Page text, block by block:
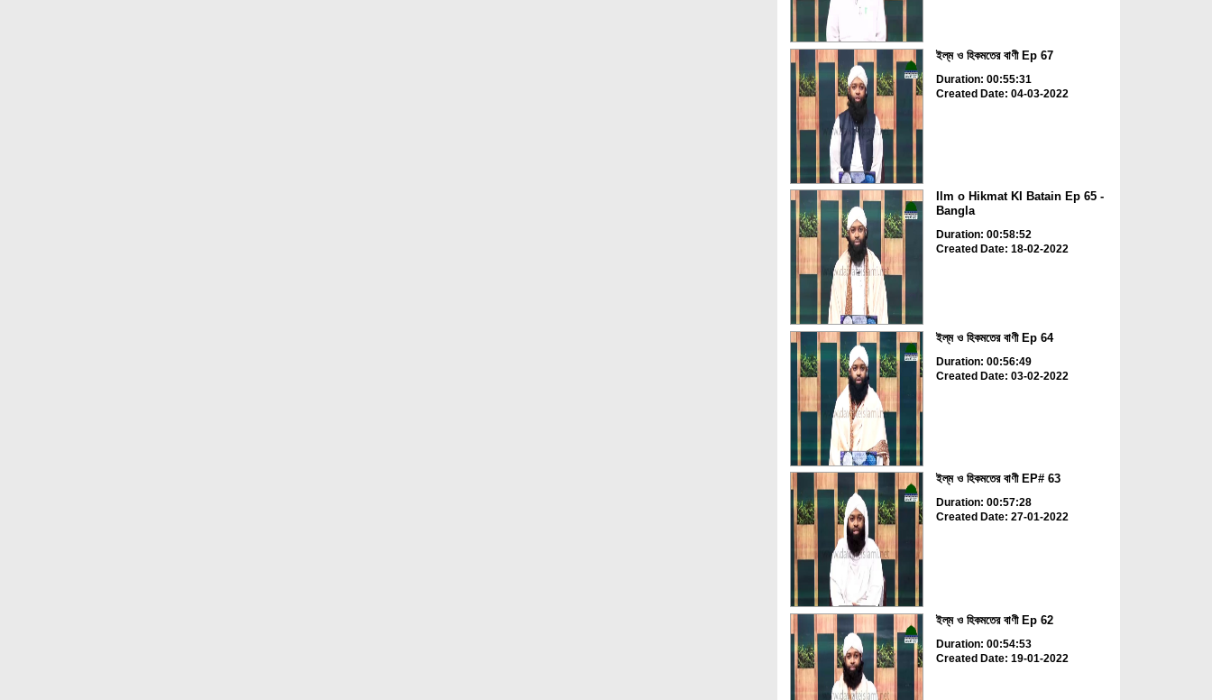
ইল্‌ম ও হিকমতের বাণী Ep 67
Duration: 00:55:31
Created Date: 04-03-2022
Ilm o Hikmat KI Batain Ep 65 -
Bangla
Duration: 00:58:52
Created Date: 18-02-2022
ইল্‌ম ও হিকমতের বাণী Ep 64
Duration: 00:56:49
Created Date: 03-02-2022
ইল্‌ম ও হিকমতের বাণী EP# 63
Duration: 00:57:28
Created Date: 27-01-2022
ইল্‌ম ও হিকমতের বাণী Ep 62
Duration: 00:54:53
Created Date: 19-01-2022